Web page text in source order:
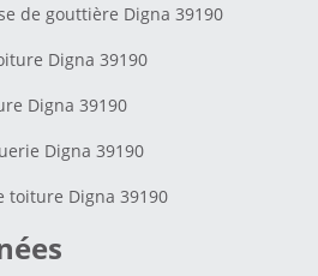
de gouttière Digna 39190
Digna 39190
Digna 39190
Digna 39190
toiture Digna 39190